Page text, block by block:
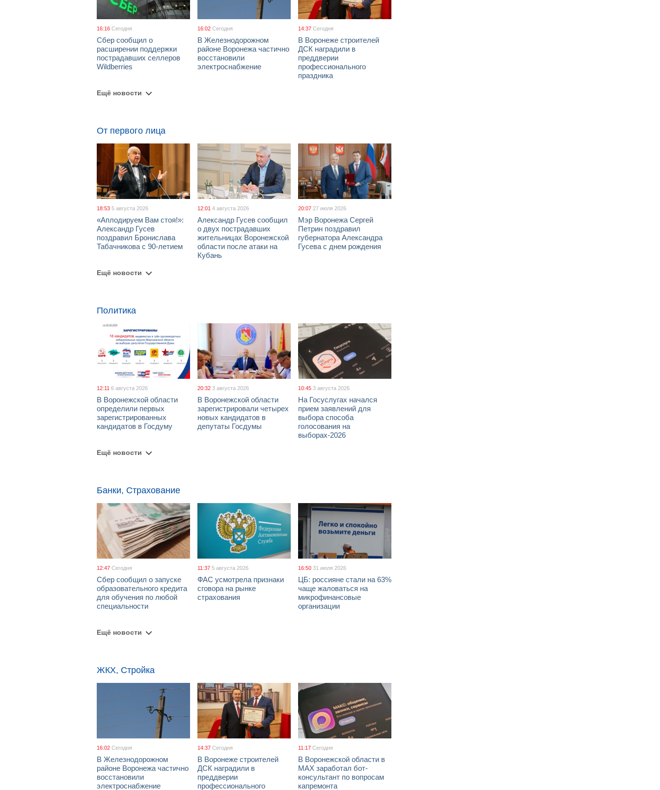
16:16 Сегодня
Сбер сообщил о
расширении поддержки
пострадавших селлеров
Wildberries
16:02 Сегодня
В Железнодорожном
районе Воронежа частично
восстановили
электроснабжение
14:37 Сегодня
В Воронеже строителей
ДСК наградили в
преддверии
профессионального
праздника
Ещё новости
От первого лица
18:53 5 августа 2026
«Аплодируем Вам стоя!»:
Александр Гусев
поздравил Бронислава
Табачникова с 90-летием
12:01 4 августа 2026
Александр Гусев сообщил
о двух пострадавших
жительницах Воронежской
области после атаки на
Кубань
20:07 27 июля 2026
Мэр Воронежа Сергей
Петрин поздравил
губернатора Александра
Гусева с днем рождения
Ещё новости
Политика
12:11 6 августа 2026
В Воронежской области
определили первых
зарегистрированных
кандидатов в Госдуму
20:32 3 августа 2026
В Воронежской области
зарегистрировали четырех
новых кандидатов в
депутаты Госдумы
10:45 3 августа 2026
На Госуслугах начался
прием заявлений для
выбора способа
голосования на
выборах-2026
Ещё новости
Банки, Страхование
12:47 Сегодня
Сбер сообщил о запуске
образовательного кредита
для обучения по любой
специальности
11:37 5 августа 2026
ФАС усмотрела признаки
сговора на рынке
страхования
16:50 31 июля 2026
ЦБ: россияне стали на 63%
чаще жаловаться на
микрофинансовые
организации
Ещё новости
ЖКХ, Стройка
16:02 Сегодня
В Железнодорожном
районе Воронежа частично
восстановили
электроснабжение
14:37 Сегодня
В Воронеже строителей
ДСК наградили в
преддверии
профессионального
11:17 Сегодня
В Воронежской области в
МАХ заработал бот-
консультант по вопросам
капремонта